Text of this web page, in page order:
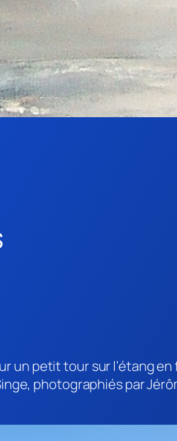
un petit tour sur l’étang
photographiés par